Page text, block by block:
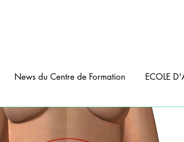
News du Centre de Formation ECOLE
AURICULOTHERAPIE ACUPUNCTURE